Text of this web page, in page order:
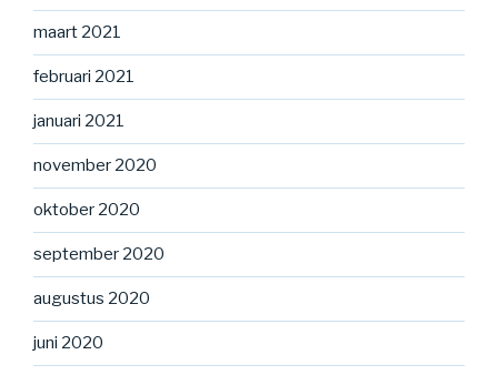
maart 2021
februari 2021
januari 2021
november 2020
oktober 2020
september 2020
augustus 2020
juni 2020